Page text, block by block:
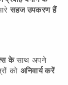
सहज उपकरण हैं
केसाथ अपने
को अनिवार्य करें